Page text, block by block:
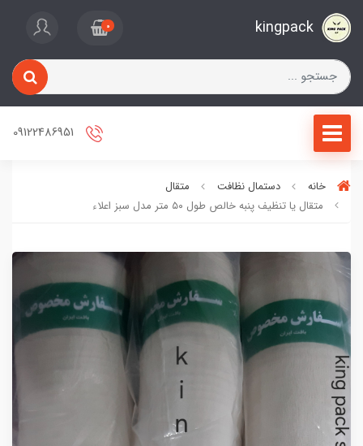
kingpack
0
خانه دستمال نظافت
متقال
متقال یا تنظیف پنبه‌ خالص طول ۵۰ متر مدل سبز اعلاء